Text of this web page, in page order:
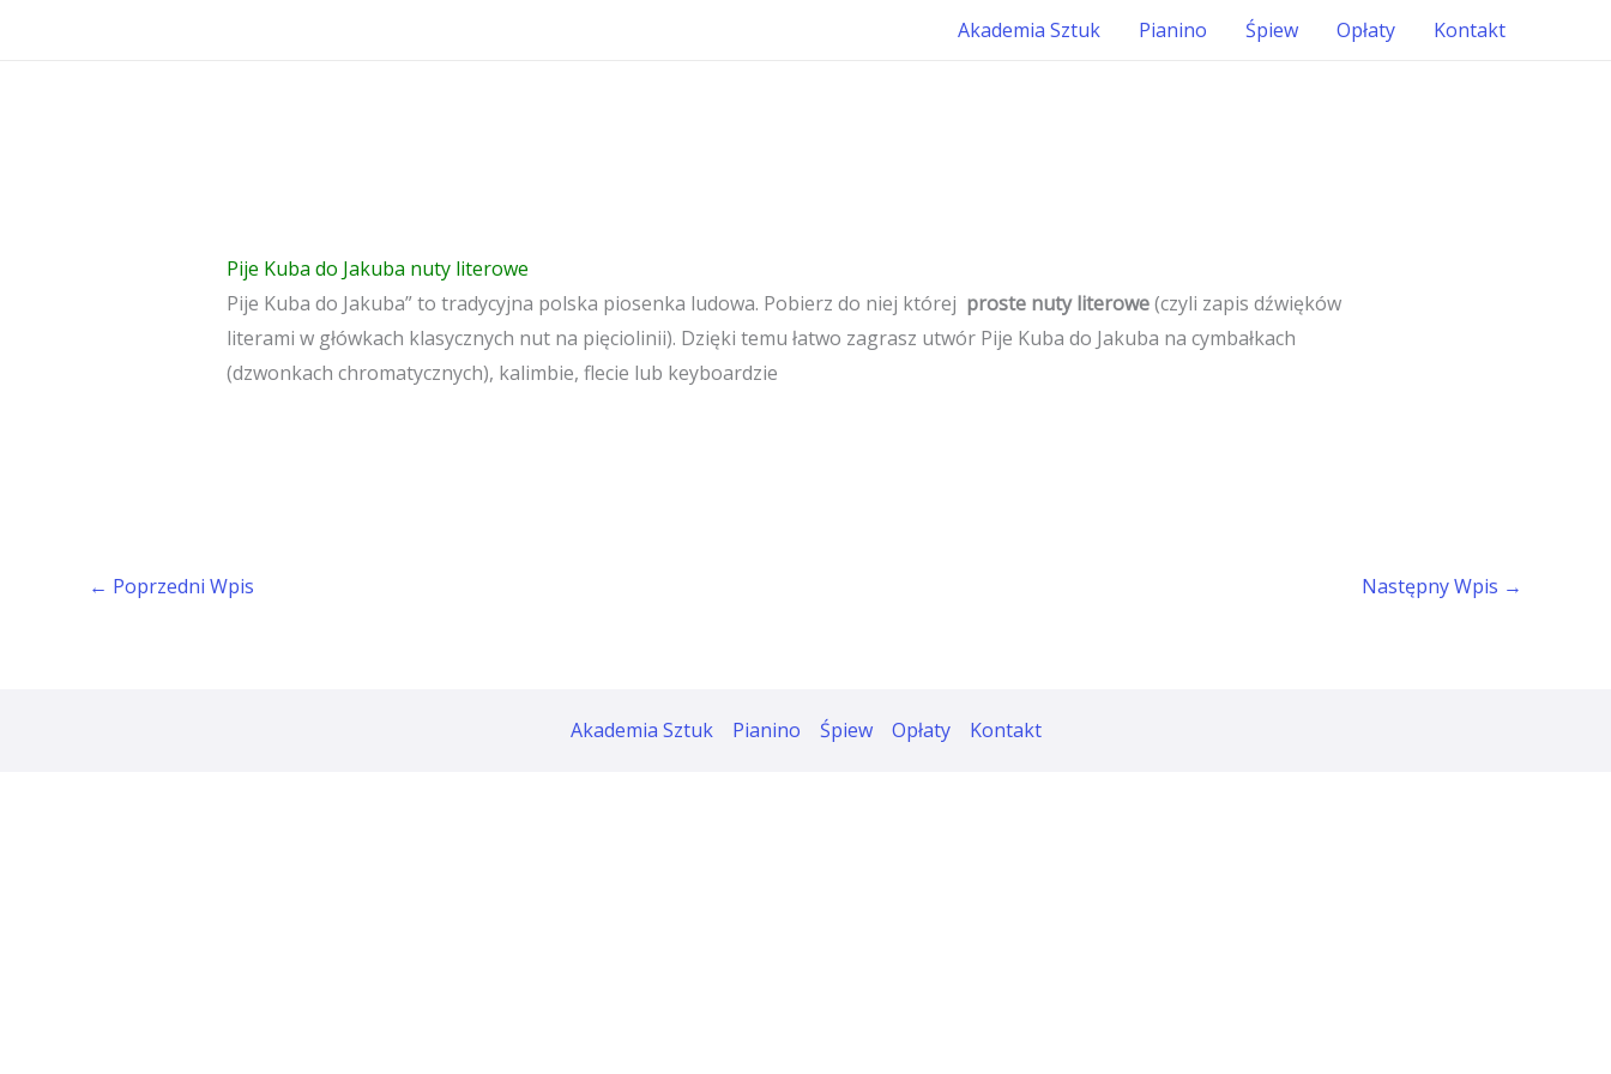
Akademia Sztuk Pianino Śpiew Opłaty Kontakt
Pije Kuba do Jakuba nuty literowe
Pije Kuba do Jakuba” to tradycyjna polska piosenka ludowa. Pobierz do niej której proste nuty literowe(czyli zapis dźwięków
literami w główkach klasycznych nut na pięciolinii). Dzięki temu łatwo zagrasz utwór Pije Kuba do Jakuba na cymbałkach
(dzwonkach chromatycznych), kalimbie, flecie lub keyboardzie
← Poprzedni Wpis Następny Wpis →
Akademia Sztuk Pianino Śpiew Opłaty Kontakt